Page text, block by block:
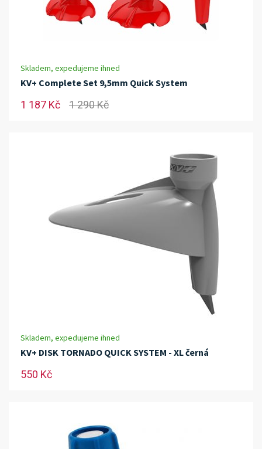
Skladem, expedujeme ihned
KV+ Complete Set 9,5mm Quick System
1 187 Kč 1 290 Kč
Skladem, expedujeme ihned
KV+ DISK TORNADO QUICK SYSTEM - XL černá
550 Kč